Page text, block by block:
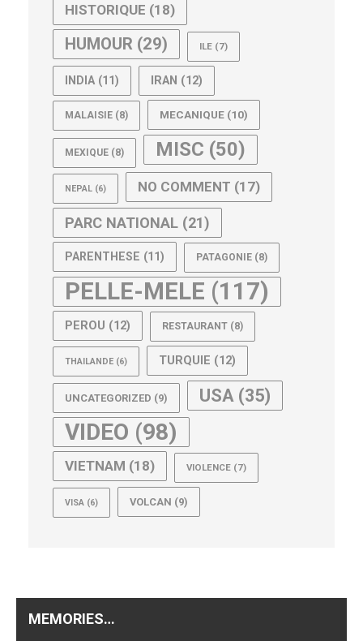
HISTORIQUE (18)
HUMOUR (29) ILE (7)
INDIA (11) IRAN (12)
MALAISIE (8) MECANIQUE (10)
MEXIQUE (8) MISC (50)
NEPAL (6) NO COMMENT (17)
PARC NATIONAL (21)
PARENTHESE (11) PATAGONIE (8)
PELLE-MELE (117)
PEROU (12) RESTAURANT (8)
THAILANDE (6) TURQUIE (12)
UNCATEGORIZED (9) USA (35)
VIDEO (98)
VIETNAM (18) VIOLENCE (7)
VISA (6) VOLCAN (9)
MEMORIES…